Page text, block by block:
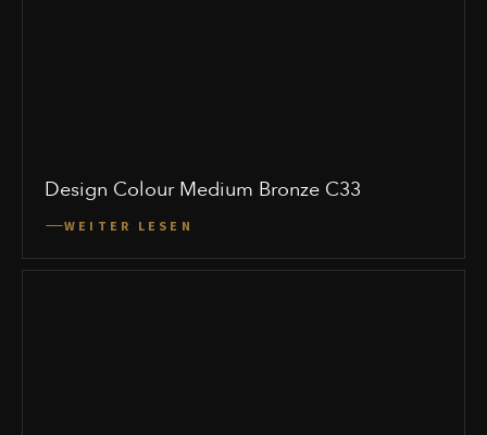
Design Colour Medium Bronze C33
WEITER LESEN